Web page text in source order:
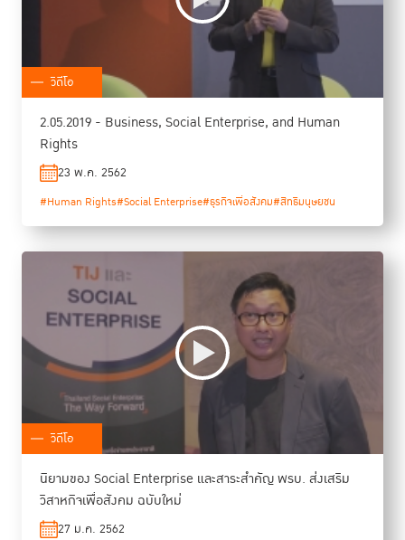
วิดีโอ
2.05.2019 - Business, Social Enterprise, and Human
Rights
23 พ.ค. 2562
#Human Rights#Social Enterprise#ธุรกิจเพื่อสังคม#สิทธิมนุษยชน
วิดีโอ
นิยามของ Social Enterprise และสาระสำคัญ พรบ. ส่งเสริม
วิสาหกิจเพื่อสังคม ฉบับใหม่
27 ม.ค. 2562